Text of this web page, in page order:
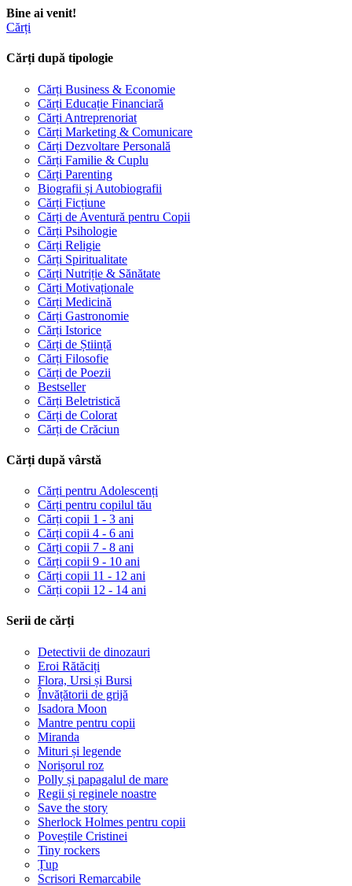
Bine ai venit!
Cărți
Cărți după tipologie
Cărți Business & Economie
Cărți Educație Financiară
Cărți Antreprenoriat
Cărți Marketing & Comunicare
Cărți Dezvoltare Personală
Cărți Familie & Cuplu
Cărți Parenting
Biografii și Autobiografii
Cărți Ficțiune
Cărți de Aventură pentru Copii
Cărți Psihologie
Cărți Religie
Cărți Spiritualitate
Cărți Nutriție & Sănătate
Cărți Motivaționale
Cărți Medicină
Cărți Gastronomie
Cărți Istorice
Cărți de Știință
Cărți Filosofie
Cărți de Poezii
Bestseller
Cărți Beletristică
Cărți de Colorat
Cărți de Crăciun
Cărți după vârstă
Cărți pentru Adolescenți
Cărți pentru copilul tău
Cărți copii 1 - 3 ani
Cărți copii 4 - 6 ani
Cărți copii 7 - 8 ani
Cărți copii 9 - 10 ani
Cărți copii 11 - 12 ani
Cărți copii 12 - 14 ani
Serii de cărți
Detectivii de dinozauri
Eroi Rătăciți
Flora, Ursi și Bursi
Învățătorii de grijă
Isadora Moon
Mantre pentru copii
Miranda
Mituri și legende
Norișorul roz
Polly și papagalul de mare
Regii și reginele noastre
Save the story
Sherlock Holmes pentru copii
Poveștile Cristinei
Tiny rockers
Țup
Scrisori Remarcabile